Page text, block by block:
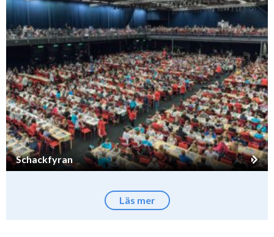
Schackfyran
Läs mer